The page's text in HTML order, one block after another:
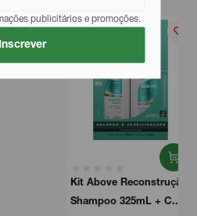
publicitários e promoções.
Inscrever
Kit Above Reconstrução
Shampoo 325mL + C...